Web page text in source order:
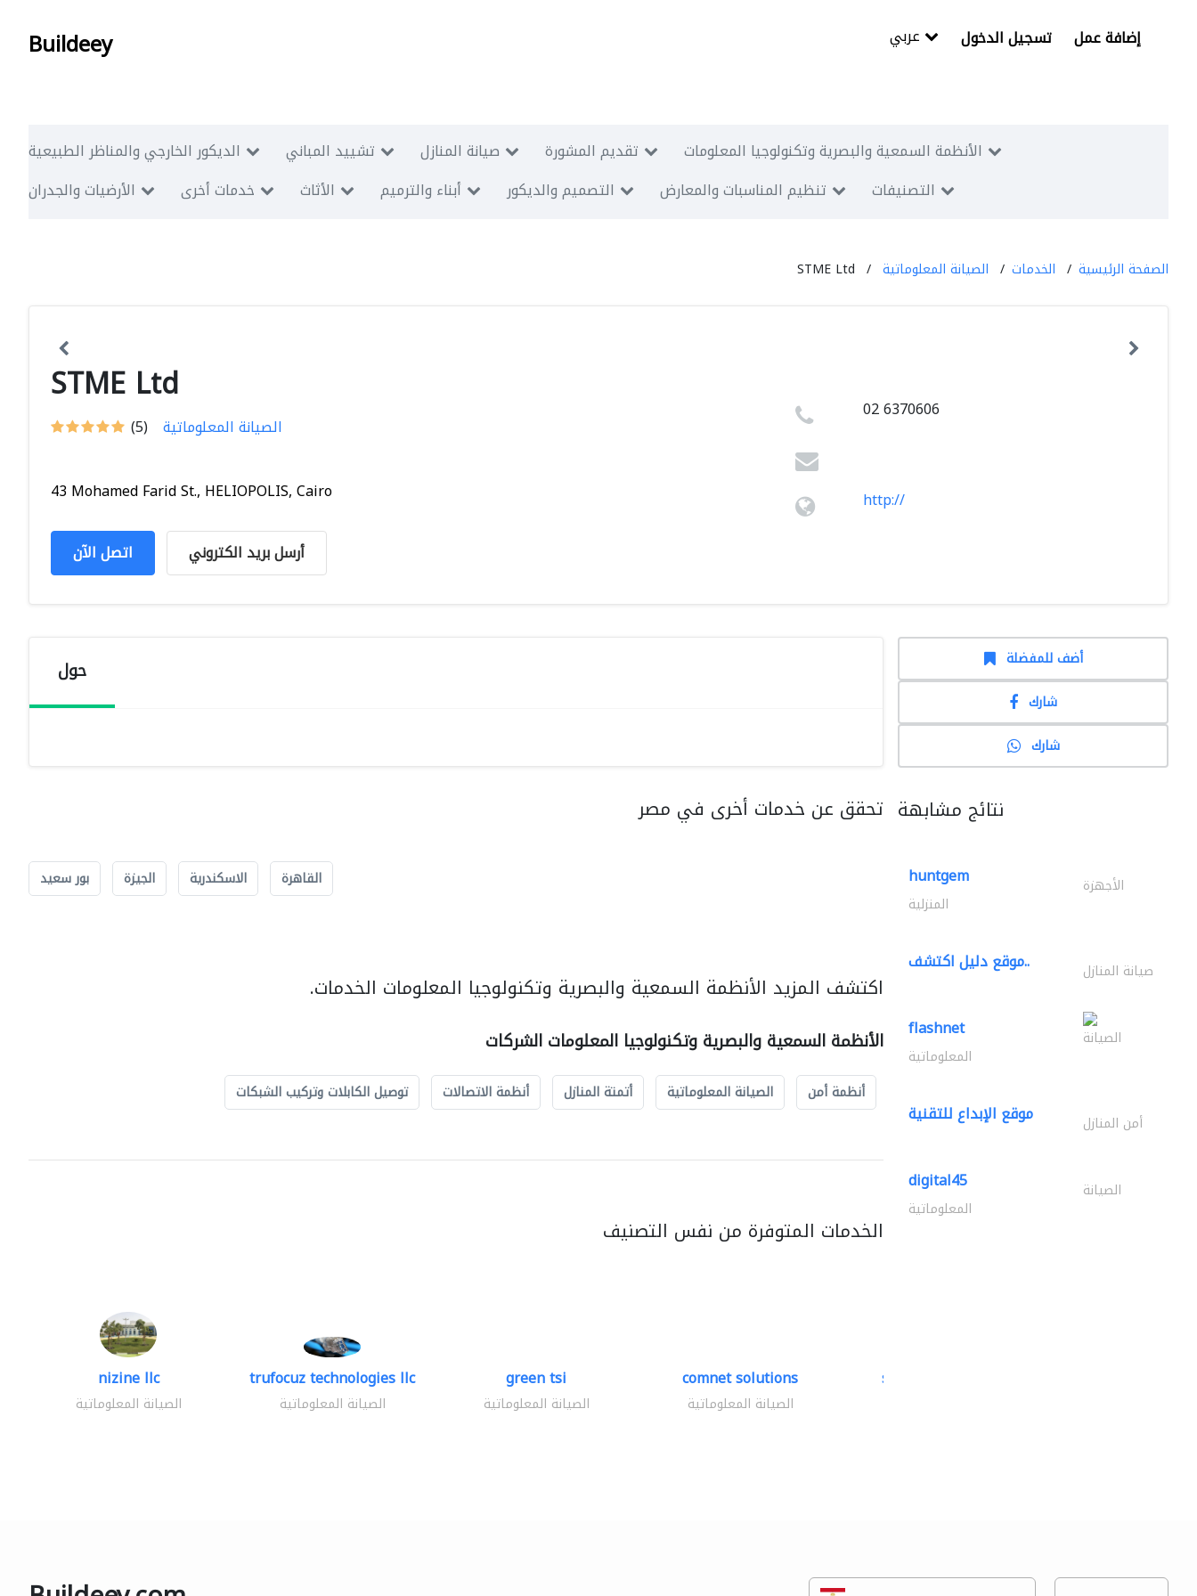
Buildeey تسجيل الدخول إضافة عمل
الديكور الخارجي والمناظر الطبيعية تشييد المباني صيانة المنازل تقديم المشورة
الأنظمة السمعية والبصرية وتكنولوجيا المعلومات
الأرضيات والجدران
خدمات أخرى الأثاث أبناء والترميم التصميم والديكور تنظيم المناسبات والمعارض التصنيفات
الصفحة الرئيسية الخدمات الصيانة المعلوماتية STME Ltd
STME Ltd
(5) الصيانة المعلوماتية
43 Mohamed Farid St., HELIOPOLIS, Cairo
اتصل الآن أرسل بريد الكتروني
02 6370606
http://
حول
تحقق عن خدمات أخرى في مصر
القاهرة الاسكندرية الجيزة بور سعيد
اكتشف المزيد الأنظمة السمعية والبصرية وتكنولوجيا المعلومات الخدمات.
الأنظمة السمعية والبصرية وتكنولوجيا المعلومات الشركات
أنظمة أمن الصيانة المعلوماتية أتمتة المنازل أنظمة الاتصالات توصيل الكابلات وتركيب الشبكات
الخدمات المتوفرة من نفس التصنيف
nizine llc
الصيانة المعلوماتية
trufocuz technologies llc
الصيانة المعلوماتية
green tsi
الصيانة المعلوماتية
comnet solutions
الصيانة المعلوماتية
semac consultants
أضف للمفضلة
شارك
شارك
نتائج مشابهة
huntgem الأجهزة
المنزلية
موقع دليل اكتشف.. صيانة المنازل
flashnet الصيانة
المعلوماتية
موقع الإبداع للتقنية أمن المنازل
digital45 الصيانة
المعلوماتية